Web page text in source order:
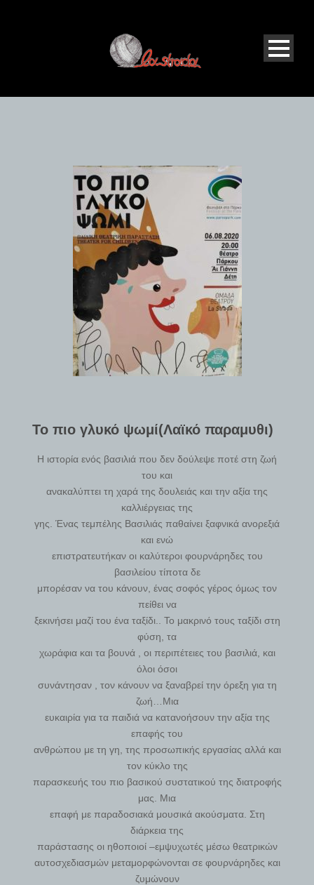
Το πιο γλυκό ψωμί(Λαϊκό παραμυθι)
Η ιστορία ενός βασιλιά που δεν δούλεψε ποτέ στη ζωή
του και
ανακαλύπτει τη χαρά της δουλειάς και την αξία της
καλλιέργειας της
γης. Ένας τεμπέλης Βασιλιάς παθαίνει ξαφνικά ανορεξιά
και ενώ
επιστρατευτήκαν οι καλύτεροι φουρνάρηδες του
βασιλείου τίποτα δε
μπορέσαν να του κάνουν, ένας σοφός γέρος όμως τον
πείθει να
ξεκινήσει μαζί του ένα ταξίδι.. Το μακρινό τους ταξίδι στη
φύση, τα
χωράφια και τα βουνά , οι περιπέτειες του βασιλιά, και
όλοι όσοι
συνάντησαν , τον κάνουν να ξαναβρεί την όρεξη για τη
ζωή…Μια
ευκαιρία για τα παιδιά να κατανοήσουν την αξία της
επαφής του
ανθρώπου με τη γη, της προσωπικής εργασίας αλλά και
τον κύκλο της
παρασκευής του πιο βασικού συστατικού της διατροφής
μας. Μια
επαφή με παραδοσιακά μουσικά ακούσματα. Στη
διάρκεια της
παράστασης οι ηθοποιοί –εμψυχωτές μέσω θεατρικών
αυτοσχεδιασμών μεταμορφώνονται σε φουρνάρηδες και
ζυμώνουν